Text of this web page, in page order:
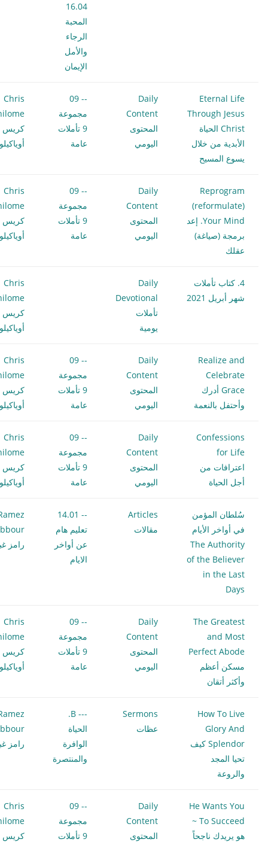
16.04
المحبة
الرجاء
والأمل
الإيمان
Eternal Life
Through Jesus
Christ الحياة
الأبدية من خلال
يسوع المسيح
Daily
Content
المحتوى
اليومي
-- 09
مجموعة
9 تأملات
عامة
Chris
كريس
Reprogram
(reformulate)
Your Mind. إعد
برمجة (صياغة)
عقلك
Daily
Content
المحتوى
اليومي
-- 09
مجموعة
9 تأملات
عامة
Chris
كريس
4. كتاب تأملات
شهر أبريل 2021
Daily
Devotional
تأملات
يومية
Chris
كريس
Realize and
Celebrate
Grace أدرك
وأحتفل بالنعمة
Daily
Content
المحتوى
اليومي
-- 09
مجموعة
9 تأملات
عامة
Chris
كريس
Confessions
for Life
اعترافات من
أجل الحياة
Daily
Content
المحتوى
اليومي
-- 09
مجموعة
9 تأملات
عامة
Chris
كريس
سُلطان المؤمن
في أواخر الأيام
The Authority
of the Believer
in the Last
Days
Articles
مقالات
-- 14.01
تعليم هام
عن أواخر
الايام
رامز
The Greatest
and Most
Perfect Abode
مسكن أعظم
وأكثر أتقان
Daily
Content
المحتوى
اليومي
-- 09
مجموعة
9 تأملات
عامة
Chris
كريس
How To Live
Glory And
Splendor كيف
تحيا المجد
والروعة
Sermons
عظات
--- B.
الحياة
الوافرة
والمنتصرة
رامز
He Wants You
To Succeed ~
هو يريدك ناجحاً
Daily
Content
المحتوى
-- 09
مجموعة
9 تأملات
Chris
كريس